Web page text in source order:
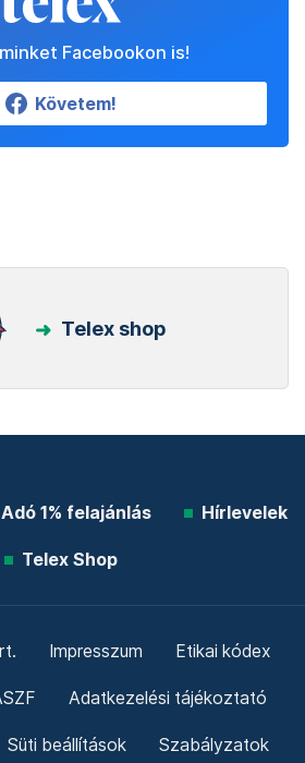
Facebookon is!
Követem!
Telex shop
Adó 1% felajánlás Hírlevelek
Telex Shop
Impresszum Etikai kódex
Adatkezelési tájékoztató
Süti beállítások Szabályzatok